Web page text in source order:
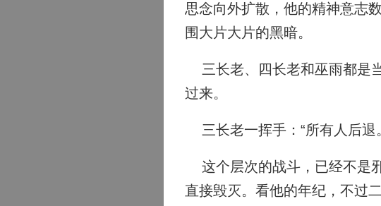
思念向外扩散，他的精神意志
围大片大片的黑暗。
三长老、四长老和巫雨都是
过来。
三长老一挥手：“所有人后退
这个层次的战斗，已经不是
直接毁灭。看他的年纪，不过